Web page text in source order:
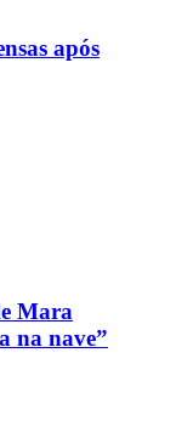
após
Mara
na nave”